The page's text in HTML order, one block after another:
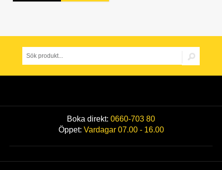
Boka direkt: 0660-703 80
Öppet: Vardagar 07.00 - 16.00